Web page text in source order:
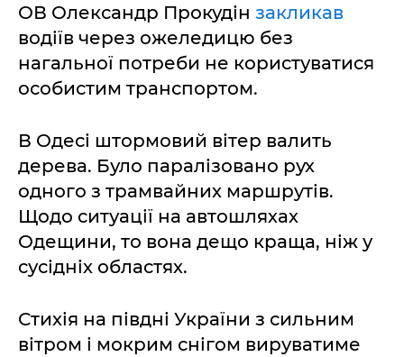
ОВ Олександр Прокудін закликав
водіїв через ожеледицю без
нагальної потреби не користуватися
особистим транспортом.
В Одесі штормовий вітер валить
дерева. Було паралізовано рух
одного з трамвайних маршрутів.
Щодо ситуації на автошляхах
Одещини, то вона дещо краща, ніж у
сусідніх областях.
Стихія на півдні України з сильним
вітром і мокрим снігом вируватиме